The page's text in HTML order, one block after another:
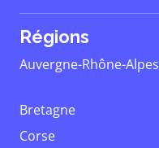
Régions
Auvergne-Rhône-Alpes
Bretagne
Corse